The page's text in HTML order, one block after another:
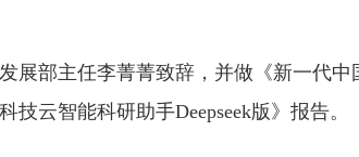
展部主任李菁菁致辞，并做《新一代
云智能科研助手Deepseek版》报告。